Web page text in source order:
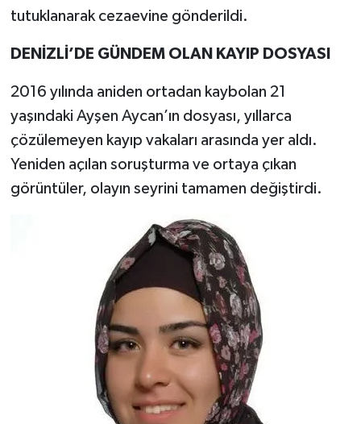
tutuklanarak cezaevine gönderildi.
DENİZLİ’DE GÜNDEM OLAN KAYIP DOSYASI
2016 yılında aniden ortadan kaybolan 21
yaşındaki Ayşen Aycan’ın dosyası, yıllarca
çözülemeyen kayıp vakaları arasında yer aldı.
Yeniden açılan soruşturma ve ortaya çıkan
görüntüler, olayın seyrini tamamen değiştirdi.